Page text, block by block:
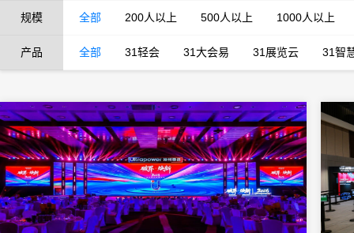
规模 全部 200人以上 500人以上 1000人以上
产品 全部 31轻会 31大会易 31展览云 31智